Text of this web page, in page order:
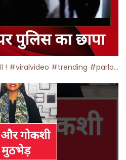
मसाज पार्लर पर पुलिस का छापा ! #viralvideo #trending #parlour